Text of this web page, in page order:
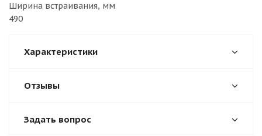
Ширина встраивания, мм
490
Характеристики
Отзывы
Задать вопрос